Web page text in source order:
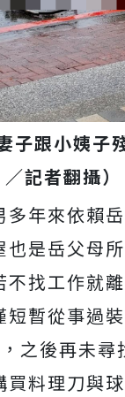
跟小姨子
／記者翻攝）
年來依賴
是岳父母
不找工作就
短暫從事過
之後再未尋
買料理刀與